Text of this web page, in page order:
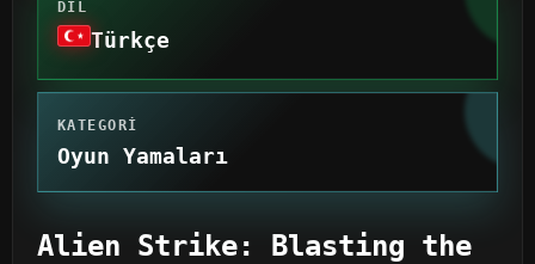
DIL
Türkçe
KATEGORI
Oyun Yamaları
Alien Strike: Blasting the